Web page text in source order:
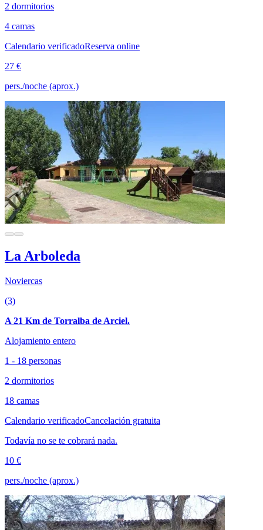
2 dormitorios
4 camas
Calendario verificadoReserva online
27 €
pers./noche (aprox.)
La Arboleda
Noviercas
(3)
A 21 Km de Torralba de Arciel.
Alojamiento entero
1 - 18 personas
2 dormitorios
18 camas
Calendario verificadoCancelación gratuita
Todavía no se te cobrará nada.
10 €
pers./noche (aprox.)